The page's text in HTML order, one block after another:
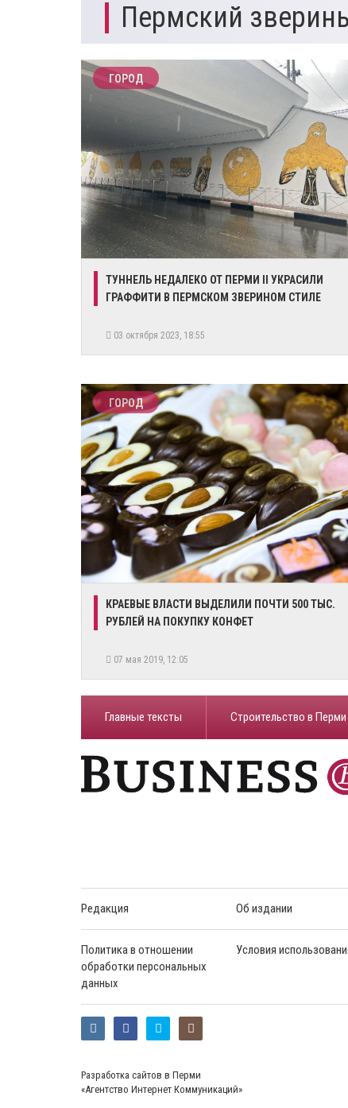
Пермский
ГОРОД
​ТУННЕЛЬ НЕДАЛЕКО ОТ ПЕРМИ II УКРАСИЛИ
ГРАФФИТИ В ПЕРМСКОМ ЗВЕРИНОМ СТИЛЕ
03 октября 2023, 18:55
ГОРОД
КРАЕВЫЕ ВЛАСТИ ВЫДЕЛИЛИ ПОЧТИ 500 ТЫС.
РУБЛЕЙ НА ПОКУПКУ КОНФЕТ
07 мая 2019, 12:05
Главные тексты Строительство в Перми
Редакция Об издании
Политика в отношении
обработки персональных
данных
Условия
Разработка сайтов в Перми
«Агентство Интернет Коммуникаций»